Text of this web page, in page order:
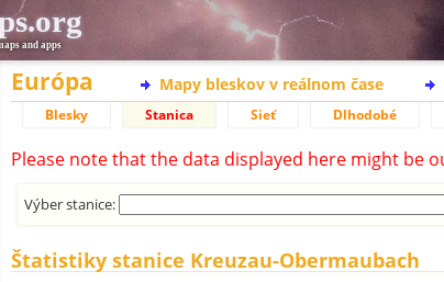
and apps
Európa Mapy bleskov v reálnom čase
Blesky Stanica Sieť Dlhodobé
Please note that the data displayed here might be
Výber stanice:
Štatistiky stanice Kreuzau-Obermaubach